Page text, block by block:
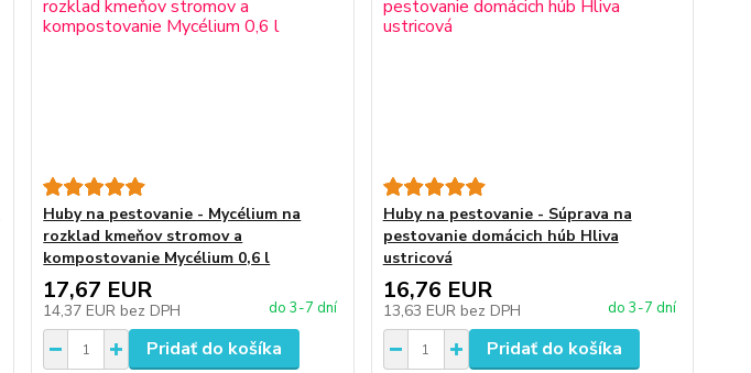
Huby na pestovanie - Mycélium na
rozklad kmeňov stromov a
kompostovanie Mycélium 0,6 l
17,67 EUR
14,37 EUR bez DPH do 3-7 dní
Pridať do košíka
Huby na pestovanie - Súprava na
pestovanie domácich húb Hliva
ustricová
16,76 EUR
13,63 EUR bez DPH do 3-7 dní
Pridať do košíka